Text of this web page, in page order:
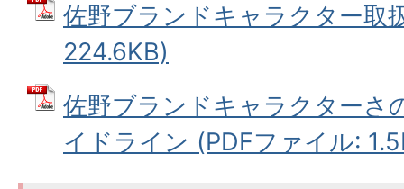
佐野ブランドキャラクター取
224.6KB)
佐野ブランドキャラクターさ
イドライン (PDFファイル: